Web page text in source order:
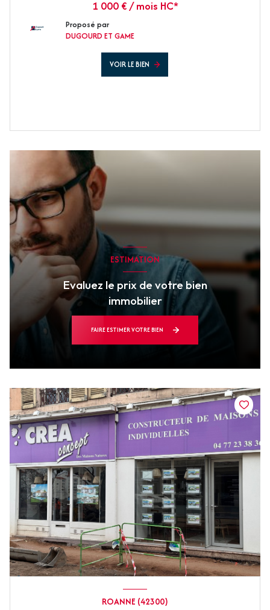
1 000 € / mois HC*
Proposé par
DUGOURD ET GAME
VOIR LE BIEN
ESTIMATION
Evaluez le prix de votre bien
immobilier
FAIRE ESTIMER VOTRE BIEN
ROANNE (42300)